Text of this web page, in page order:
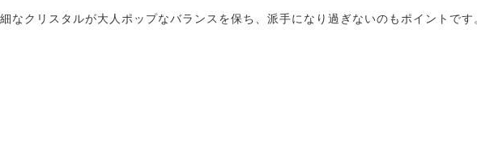
なクリスタルが大人ポップなバランスを保ち、派手になり過ぎないのもポイントです